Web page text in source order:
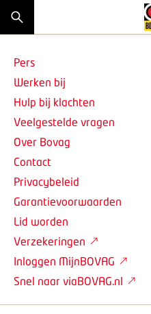
Pers
Werken bij
Hulp bij klachten
Veelgestelde vragen
Over Bovag
Contact
Privacybeleid
Garantievoorwaarden
Lid worden
Verzekeringen
Inloggen MijnBOVAG
Snel naar viaBOVAG.nl